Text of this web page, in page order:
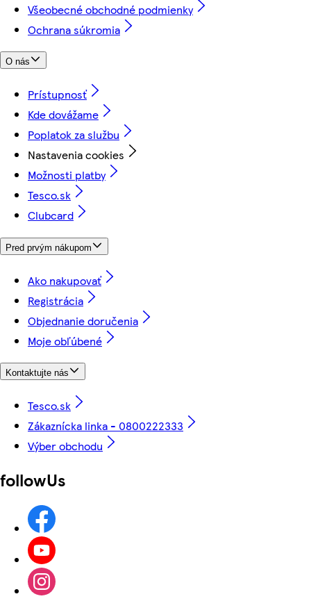
Všeobecné obchodné podmienky
Ochrana súkromia
O nás
Prístupnosť
Kde dovážame
Poplatok za službu
Nastavenia cookies
Možnosti platby
Tesco.sk
Clubcard
Pred prvým nákupom
Ako nakupovať
Registrácia
Objednanie doručenia
Moje obľúbené
Kontaktujte nás
Tesco.sk
Zákaznícka linka - 0800222333
Výber obchodu
followUs